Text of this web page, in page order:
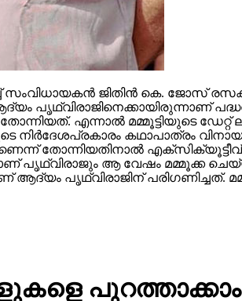
സംവിധായകന്‍ ജിതിന്‍ കെ. ജോസ്
പൃഥ്വിരാജിനെക്കായിരുന്നാണ്
എന്നാല്‍ മമ്മൂട്ടിയുടെ ഡേറ്റ്
കഥാപാത്രം
തോന്നിയതിനാല്‍ എക്‌സിക്യൂട്ടീവ്
ആ വേഷം മമ്മൂക്ക
പൃഥ്വിരാജിന് പരിഗണിച്ചത്.